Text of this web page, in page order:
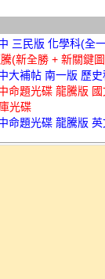
三民版 化學科(全
(新全勝 + 新關鍵
大補帖 南一版 歷
命題光碟 龍騰版
光碟
命題光碟 龍騰版